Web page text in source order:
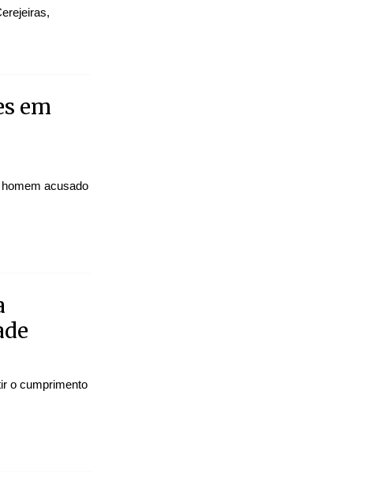
em
acusado
o cumprimento